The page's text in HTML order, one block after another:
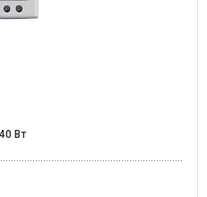
Вт